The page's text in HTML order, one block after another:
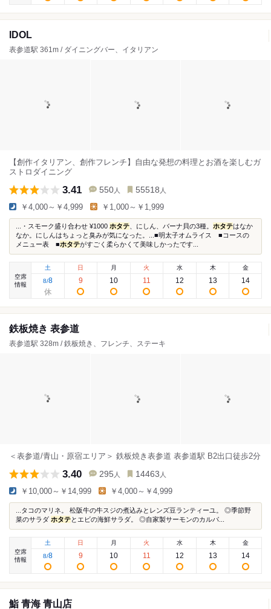
IDOL
表参道駅 361m / ダイニングバー、イタリアン
【創作イタリアン、創作フレンチ】自由な発想の料理とお酒を楽しむガ
ストロダイニング
3.41 550 人 55518 人
￥4,000～￥4,999 ￥1,000～￥1,999
...・スモーク盛り合わせ ¥1000 ホタテ 、にしん、バーナ貝の3種。 ホタテはなか
なか。にしんはちょっと臭みが気になった。...■明太子オムライス ■コースの
メニュー表 ■ホタテがすごく柔らかくて美味しかったです...
空席
情報
土
8/8
日
9
月
10
火
11
水
12
木
13
金
14
鉄板焼き 表参道
表参道駅 328m / 鉄板焼き、フレンチ、ステーキ
＜表参道/青山・原宿エリア＞ 鉄板焼き表参道 表参道駅 B2出口徒歩2分
3.40 295 人 14463 人
￥10,000～￥14,999 ￥4,000～￥4,999
...タコのマリネ。 松阪牛の牛スジの煮込みとレンズ豆ランティーユ。 ◎季節野
菜のサラダ ホタテとエビの海鮮サラダ。 ◎自家製サーモンのカルパ...
空席
情報
土
8/8
日
9
月
10
火
11
水
12
木
13
金
14
鮨 青海 青山店